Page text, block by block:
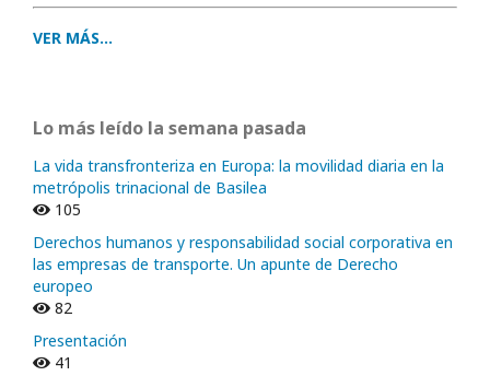
VER MÁS...
Lo más leído la semana pasada
La vida transfronteriza en Europa: la movilidad diaria en la
metrópolis trinacional de Basilea
105
Derechos humanos y responsabilidad social corporativa en
las empresas de transporte. Un apunte de Derecho
europeo
82
Presentación
41